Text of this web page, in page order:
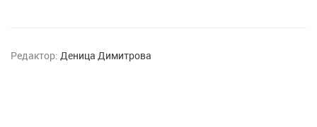
Редактор: Деница Димитрова